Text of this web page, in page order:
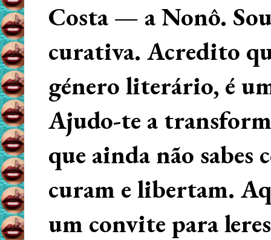
Costa — a Nonô.
curativa. Acredito
género literário, é
Ajudo-te a
que ainda não
curam e libertam.
um convite para